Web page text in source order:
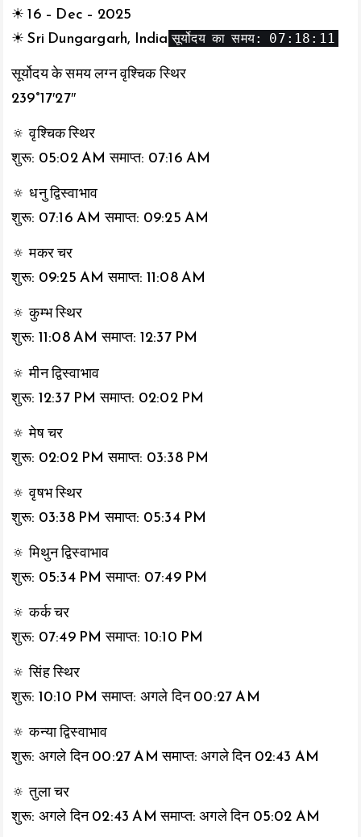
☀ 16 – Dec – 2025
☀ Sri Dungargarh, India सूर्योदय का समय: 07:18:11
सूर्योदय के समय लग्न वृश्चिक स्थिर
239°17′27″
🔅 वृश्चिक स्थिर
शुरू: 05:02 AM समाप्त: 07:16 AM
🔅 धनु द्विस्वाभाव
शुरू: 07:16 AM समाप्त: 09:25 AM
🔅 मकर चर
शुरू: 09:25 AM समाप्त: 11:08 AM
🔅 कुम्भ स्थिर
शुरू: 11:08 AM समाप्त: 12:37 PM
🔅 मीन द्विस्वाभाव
शुरू: 12:37 PM समाप्त: 02:02 PM
🔅 मेष चर
शुरू: 02:02 PM समाप्त: 03:38 PM
🔅 वृषभ स्थिर
शुरू: 03:38 PM समाप्त: 05:34 PM
🔅 मिथुन द्विस्वाभाव
शुरू: 05:34 PM समाप्त: 07:49 PM
🔅 कर्क चर
शुरू: 07:49 PM समाप्त: 10:10 PM
🔅 सिंह स्थिर
शुरू: 10:10 PM समाप्त: अगले दिन 00:27 AM
🔅 कन्या द्विस्वाभाव
शुरू: अगले दिन 00:27 AM समाप्त: अगले दिन 02:43 AM
🔅 तुला चर
शुरू: अगले दिन 02:43 AM समाप्त: अगले दिन 05:02 AM